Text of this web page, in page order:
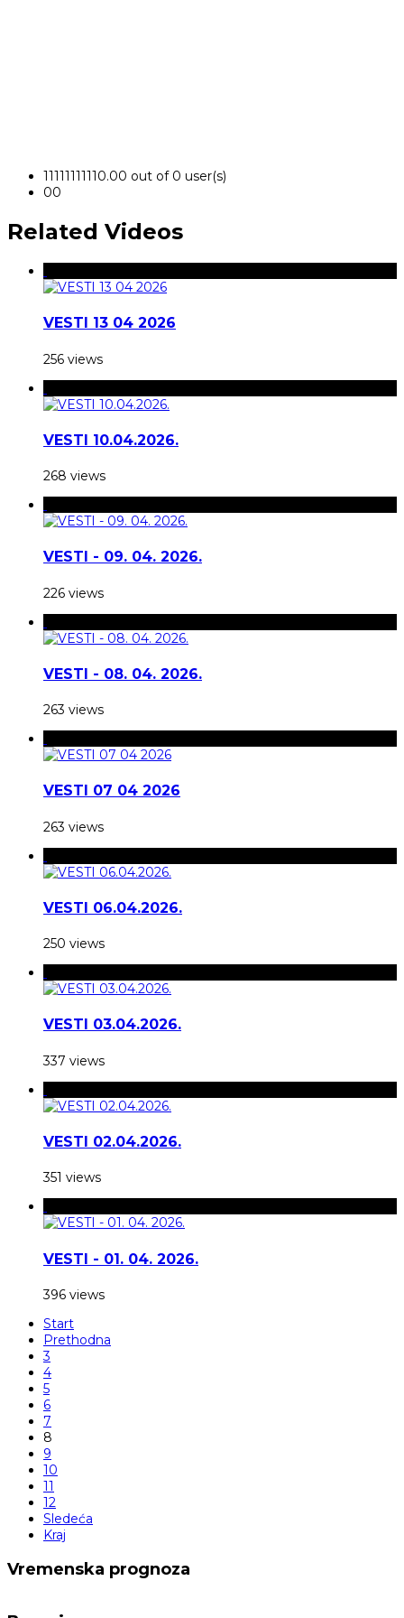
11111111110.00 out of 0 user(s)
00
Related Videos
VESTI 13 04 2026
256 views
VESTI 10.04.2026.
268 views
VESTI - 09. 04. 2026.
226 views
VESTI - 08. 04. 2026.
263 views
VESTI 07 04 2026
263 views
VESTI 06.04.2026.
250 views
VESTI 03.04.2026.
337 views
VESTI 02.04.2026.
351 views
VESTI - 01. 04. 2026.
396 views
Start
Prethodna
3
4
5
6
7
8
9
10
11
12
Sledeća
Kraj
Vremenska prognoza